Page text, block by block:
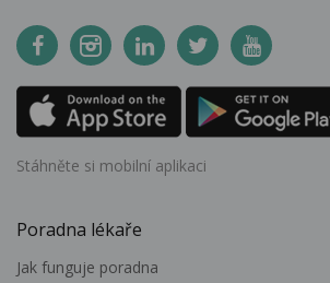
Stáhněte si mobilní aplikaci
Poradna lékaře
Jak funguje poradna